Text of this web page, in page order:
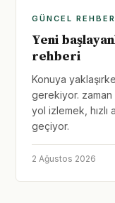
GÜNCEL REHBER
Yeni
rehberi
Konuya
gerekiyor. zaman
yol izlemek, hızlı
geçiyor.
2 Ağustos 2026